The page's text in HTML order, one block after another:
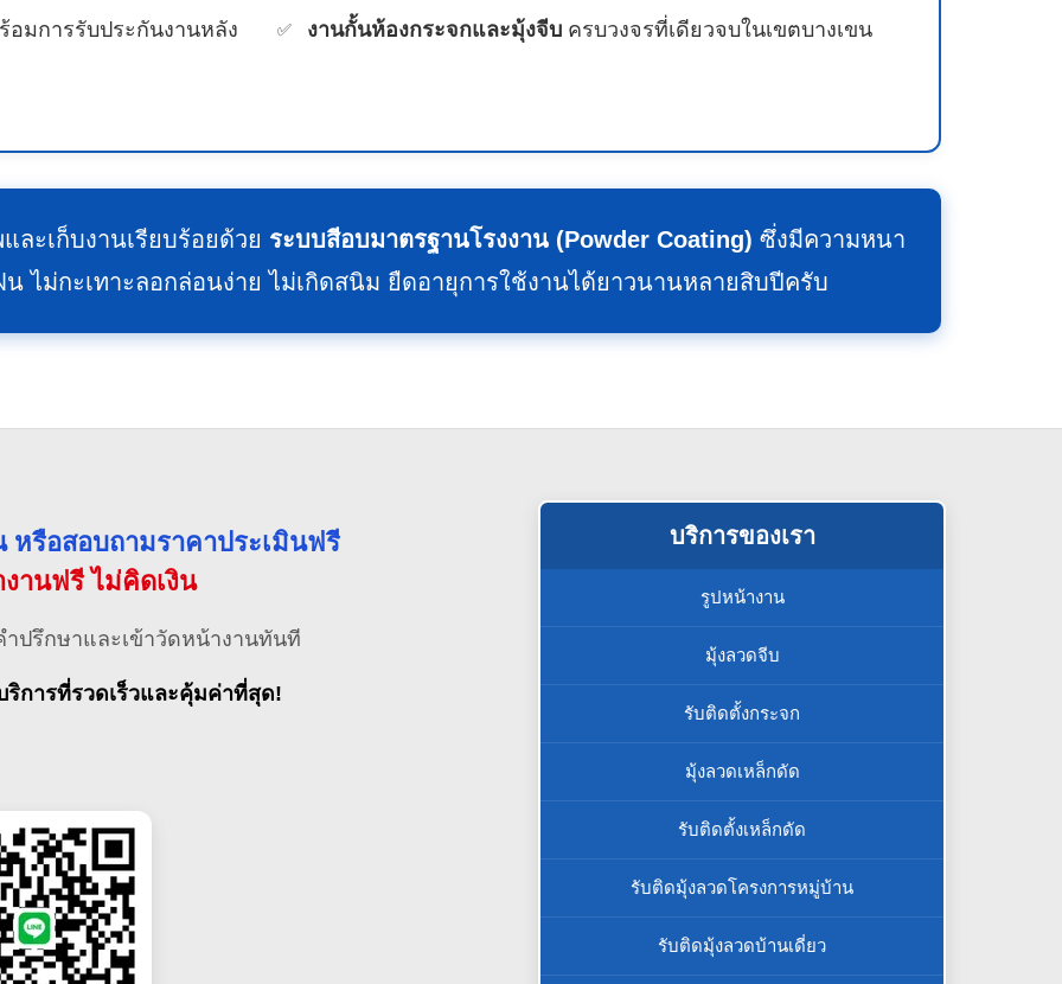
มการรับประกันงานหลัง งานกั้นห้องกระจกและมุ้งจีบ ครบวงจรที่เดียวจบในเขตบางเขน
ะเก็บงานเรียบร้อยด้วย ระบบสีอบมาตรฐานโรงงาน (Powder Coating) ซึ่งมีความหนา
ไม่กะเทาะลอกล่อนง่าย ไม่เกิดสนิม ยืดอายุการใช้งานได้ยาวนานหลายสิบปีครับ
หรือสอบถามราคาประเมินฟรี
านฟรี ไม่คิดเงิน
ปรึกษาและเข้าวัดหน้างานทันที
การที่รวดเร็วและคุ้มค่าที่สุด!
บริการของเรา
รูปหน้างาน
มุ้งลวดจีบ
รับติดตั้งกระจก
มุ้งลวดเหล็กดัด
รับติดตั้งเหล็กดัด
รับติดมุ้งลวดโครงการหมู่บ้าน
รับติดมุ้งลวดบ้านเดี่ยว